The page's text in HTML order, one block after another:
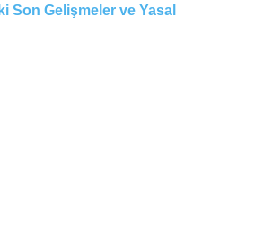
Son Gelişmeler ve Yasal